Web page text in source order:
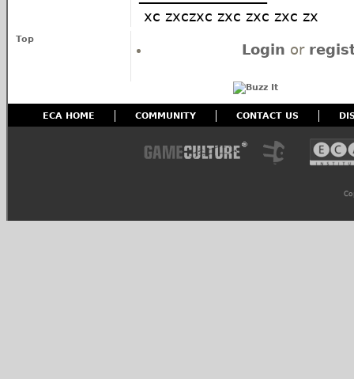
xc zxczxc zxc zxc zxc zx
Top
Login or
ECA HOME COMMUNITY CONTACT US